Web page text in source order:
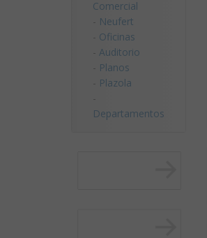
Comercial
- Neufert
- Oficinas
- Auditorio
- Planos
- Plazola
-
Departamentos